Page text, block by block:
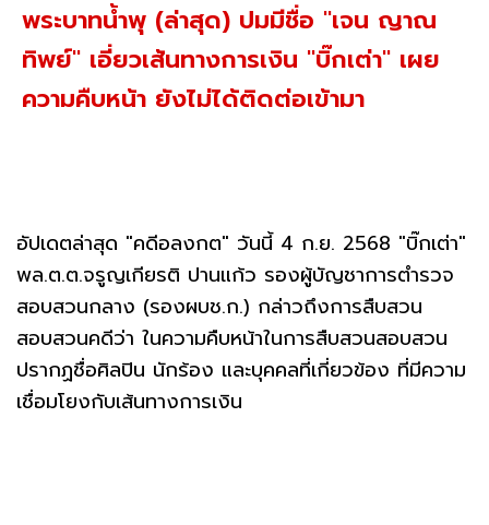
พระบาทน้ำพุ (ล่าสุด) ปมมีชื่อ "เจน ญาณ
ทิพย์" เอี่ยวเส้นทางการเงิน "บิ๊กเต่า" เผย
ความคืบหน้า ยังไม่ได้ติดต่อเข้ามา
อัปเดตล่าสุด "คดีอลงกต" วันนี้ 4 ก.ย. 2568 "บิ๊กเต่า"
พล.ต.ต.จรูญเกียรติ ปานแก้ว รองผู้บัญชาการตำรวจ
สอบสวนกลาง (รองผบช.ก.) กล่าวถึงการสืบสวน
สอบสวนคดีว่า ในความคืบหน้าในการสืบสวนสอบสวน
ปรากฏชื่อศิลปิน นักร้อง และบุคคลที่เกี่ยวข้อง ที่มีความ
เชื่อมโยงกับเส้นทางการเงิน